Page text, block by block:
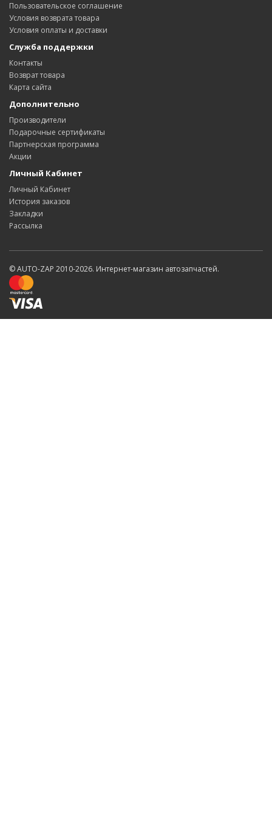
Пользовательское соглашение
Условия возврата товара
Условия оплаты и доставки
Служба поддержки
Контакты
Возврат товара
Карта сайта
Дополнительно
Производители
Подарочные сертификаты
Партнерская программа
Акции
Личный Кабинет
Личный Кабинет
История заказов
Закладки
Рассылка
© AUTO-ZAP 2010-2026. Интернет-магазин автозапчастей.